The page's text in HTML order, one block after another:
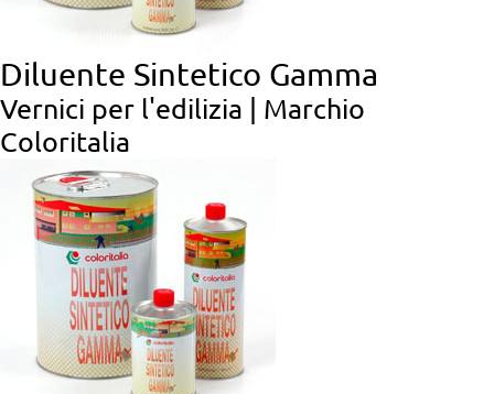
Diluente Sintetico Gamma
Vernici per l'edilizia | Marchio
Coloritalia